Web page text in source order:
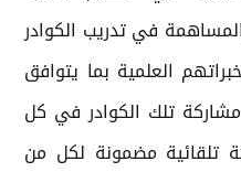
في تدريب الكوادر
العلمية بما يتوافق
تلك الكوادر في كل
تلقائية مضمونة لكل من